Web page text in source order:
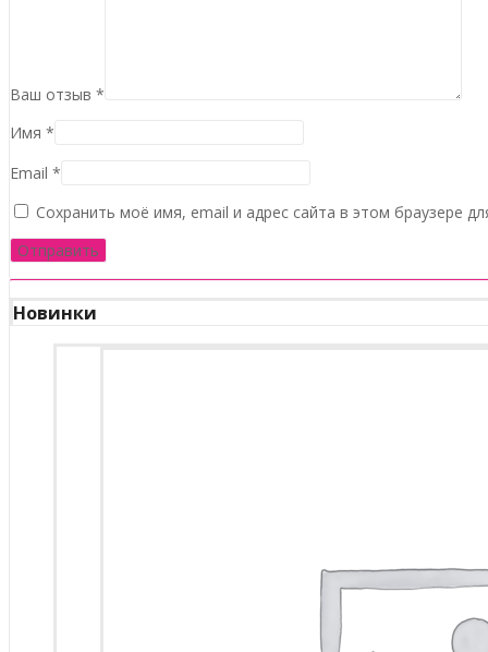
Ваш отзыв *
Имя *
Email *
Сохранить моё имя, email и адрес сайта в этом браузере
Новинки